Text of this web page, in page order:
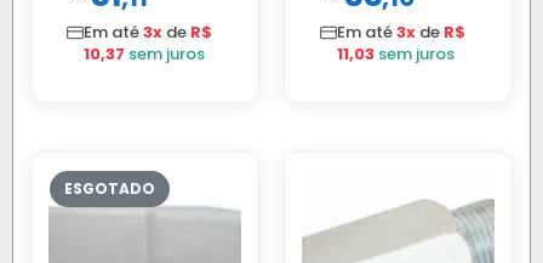
Em até3x de R$
10,37 sem juros
Em até3x de R$
11,03 sem juros